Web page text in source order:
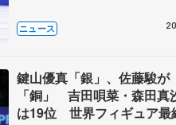
ニュース
鍵山優真「銀」、佐藤駿が
「銅」 吉田唄菜・森田真
は19位 世界フィギュア最